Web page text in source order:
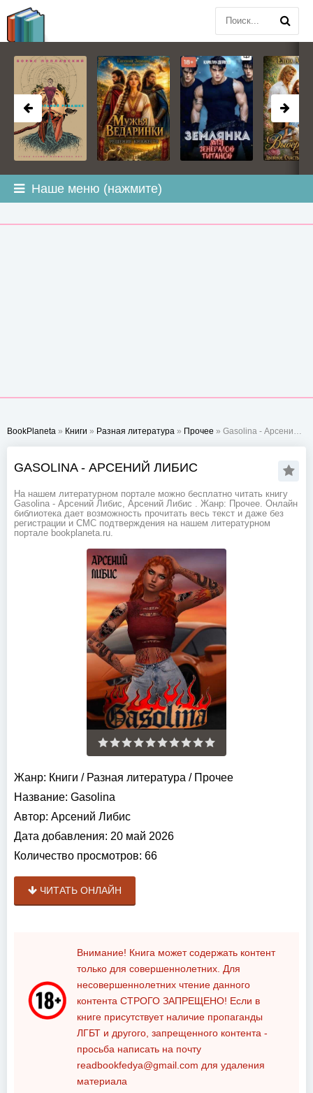
Наше меню (нажмите)
BookPlaneta » Книги » Разная литература » Прочее » Gasolina - Арсений Либис
GASOLINA - АРСЕНИЙ ЛИБИС
На нашем литературном портале можно бесплатно читать книгу
Gasolina - Арсений Либис, Арсений Либис . Жанр: Прочее. Онлайн
библиотека дает возможность прочитать весь текст и даже без
регистрации и СМС подтверждения на нашем литературном
портале bookplaneta.ru.
Жанр: Книги / Разная литература / Прочее
Название: Gasolina
Автор: Арсений Либис
Дата добавления: 20 май 2026
Количество просмотров: 66
ЧИТАТЬ ОНЛАЙН
Внимание! Книга может содержать контент
только для совершеннолетних. Для
несовершеннолетних чтение данного
контента СТРОГО ЗАПРЕЩЕНО! Если в
книге присутствует наличие пропаганды
ЛГБТ и другого, запрещенного контента -
просьба написать на почту
readbookfedya@gmail.com для удаления
материала
BOOKPLANETA.COM